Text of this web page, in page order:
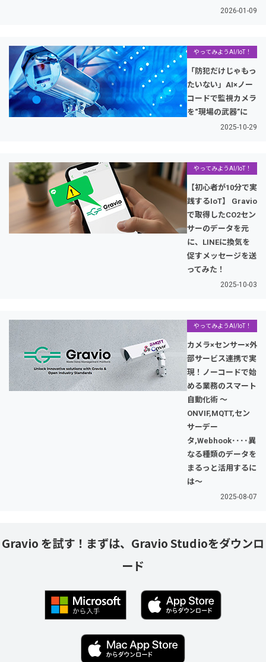
2026-01-09
やってみようAI/IoT！
「防犯だけじゃもっ
たいない」AI×ノー
コードで監視カメラ
を“現場の武器”に
2025-10-29
やってみようAI/IoT！
【初心者が10分で実
践するIoT】 Gravio
で取得したCO2セン
サーのデータを元
に、LINEに換気を
促すメッセージを送
ってみた！
2025-10-03
やってみようAI/IoT！
カメラ×センサー×外
部サービス連携で実
現！ノーコードで始
める業務のスマート
自動化術 〜
ONVIF,MQTT,セン
サーデー
タ,Webhook････異
なる種類のデータを
まるっと活用するに
は〜
2025-08-07
Gravio を試す！まずは、Gravio Studioをダウンロ
ード